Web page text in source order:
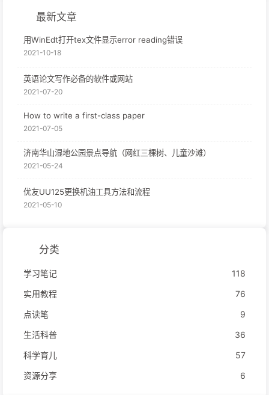
最新文章
用WinEdt打开tex文件显示error reading错误
2021-10-18
英语论文写作必备的软件或网站
2021-07-20
How to write a first-class paper
2021-07-05
济南华山湿地公园景点导航（网红三棵树、儿童沙滩）
2021-05-24
优友UU125更换机油工具方法和流程
2021-05-10
分类
学习笔记
118
实用教程
76
点读笔
9
生活科普
36
科学育儿
57
资源分享
6